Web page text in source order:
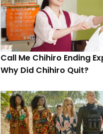
Call Me Chihiro Ending
Why Did Chihiro Quit?